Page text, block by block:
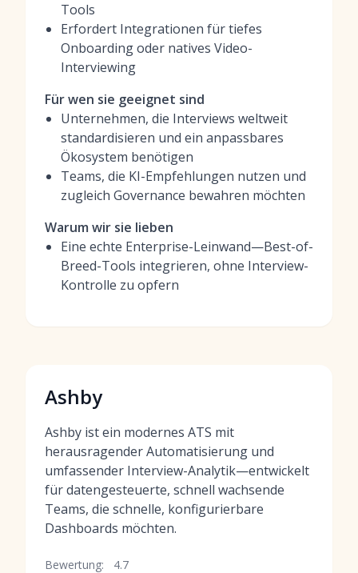
Tools
Erfordert Integrationen für tiefes
Onboarding oder natives Video-
Interviewing
Für wen sie geeignet sind
Unternehmen, die Interviews weltweit
standardisieren und ein anpassbares
Ökosystem benötigen
Teams, die KI-Empfehlungen nutzen und
zugleich Governance bewahren möchten
Warum wir sie lieben
Eine echte Enterprise-Leinwand—Best-of-
Breed-Tools integrieren, ohne Interview-
Kontrolle zu opfern
Ashby
Ashby ist ein modernes ATS mit
herausragender Automatisierung und
umfassender Interview-Analytik—entwickelt
für datengesteuerte, schnell wachsende
Teams, die schnelle, konfigurierbare
Dashboards möchten.
Bewertung: 4.7